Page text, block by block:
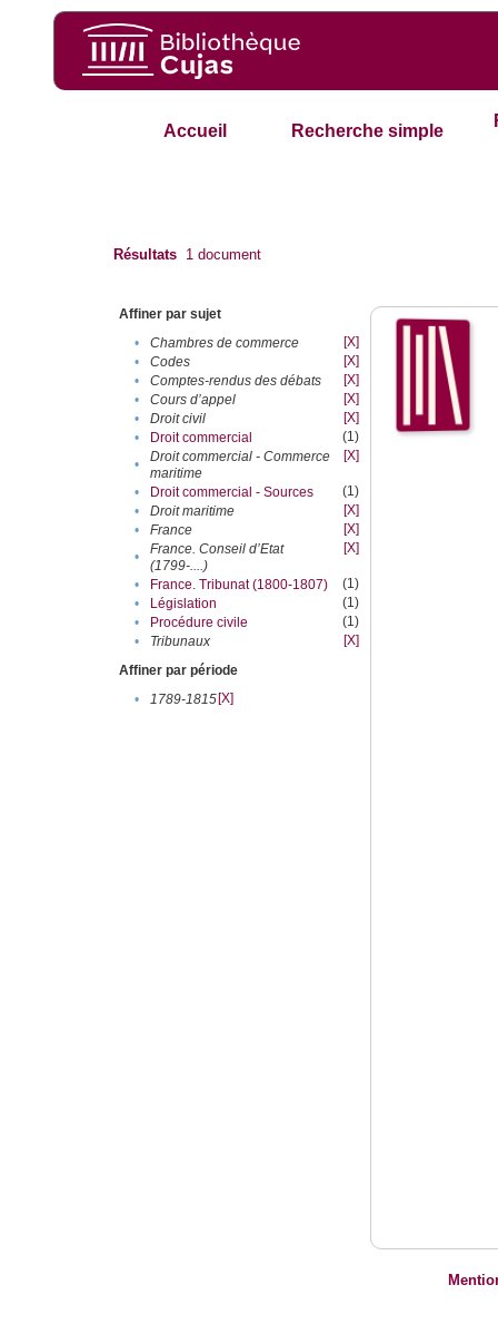
Accueil Recherche simple
Résultats 1 document
Affiner par sujet
•
Chambres de commerce
[X]
•
Codes
[X]
•
Comptes-rendus des débats
[X]
•
Cours d’appel
[X]
•
Droit civil
[X]
•
Droit commercial
(1)
•
Droit commercial - Commerce
maritime
[X]
• Droit commercial - Sources
(1)
•
Droit maritime
[X]
•
France
[X]
•
France. Conseil d’Etat
(1799-....)
[X]
• France. Tribunat (1800-1807)
(1)
•
Législation
(1)
•
Procédure civile
(1)
•
Tribunaux
[X]
Affiner par période
•
1789-1815[X]